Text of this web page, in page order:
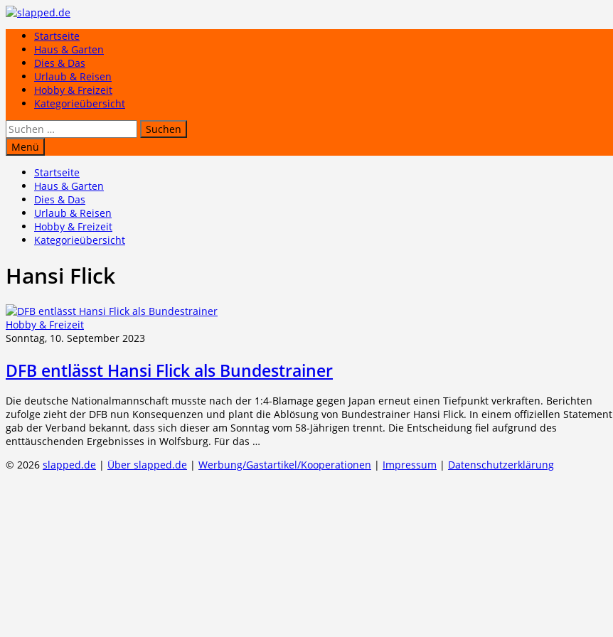
Zum
springenStartseite
Haus & Garten
Dies & Das
Urlaub & Reisen
Hobby & Freizeit
Kategorieübersicht
Suchen
nach:
Menü
Startseite
Haus & Garten
Dies & Das
Urlaub & Reisen
Hobby & Freizeit
Kategorieübersicht
Hansi Flick
Hobby & Freizeit
Sonntag, 10. September 2023
DFB entlässt Hansi Flick als Bundestrainer
Die deutsche Nationalmannschaft musste nach der 1:4-Blamage gegen Japan erneut einen Tiefpunkt verkraften. Berichten
zufolge zieht der DFB nun Konsequenzen und plant die Ablösung von Bundestrainer Hansi Flick. In einem offiziellen Statement
gab der Verband bekannt, dass sich dieser am Sonntag vom 58-Jährigen trennt. Die Entscheidung fiel aufgrund des
enttäuschenden Ergebnisses in Wolfsburg. Für das …
© 2026 slapped.de | Über slapped.de | Werbung/Gastartikel/Kooperationen | Impressum | Datenschutzerklärung